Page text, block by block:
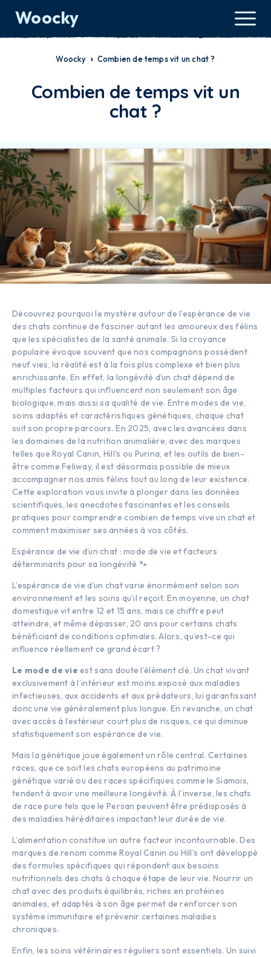
Woocky
Woocky Combien de temps vit un chat ?
Combien de temps vit un
chat ?
Découvrez pourquoi le mystère autour de l’espérance de vie
des chats continue de fasciner autant les amoureux des félins
que les spécialistes de la santé animale. Si la croyance
populaire évoque souvent que nos compagnons possèdent
neuf vies, la réalité est à la fois plus complexe et bien plus
enrichissante. En effet, la longévité d’un chat dépend de
multiples facteurs qui influencent non seulement son âge
biologique, mais aussi sa qualité de vie. Entre modes de vie,
soins adaptés et caractéristiques génétiques, chaque chat
suit son propre parcours. En 2025, avec les avancées dans
les domaines de la nutrition animalière, avec des marques
telles que Royal Canin, Hill’s ou Purina, et les outils de bien-
être comme Feliway, il est désormais possible de mieux
accompagner nos amis félins tout au long de leur existence.
Cette exploration vous invite à plonger dans les données
scientifiques, les anecdotes fascinantes et les conseils
pratiques pour comprendre combien de temps vive un chat et
comment maximiser ses années à vos côtés.
Espérance de vie d’un chat : mode de vie et facteurs
déterminants pour sa longévité 🐾
L’espérance de vie d’un chat varie énormément selon son
environnement et les soins qu’il reçoit. En moyenne, un chat
domestique vit entre 12 et 15 ans, mais ce chiffre peut
atteindre, et même dépasser, 20 ans pour certains chats
bénéficiant de conditions optimales. Alors, qu’est-ce qui
influence réellement ce grand écart ?
Le mode de vie est sans doute l’élément clé. Un chat vivant
exclusivement à l’intérieur est moins exposé aux maladies
infectieuses, aux accidents et aux prédateurs, lui garantissant
donc une vie généralement plus longue. En revanche, un chat
avec accès à l’extérieur court plus de risques, ce qui diminue
statistiquement son espérance de vie.
Mais la génétique joue également un rôle central. Certaines
races, que ce soit les chats européens au patrimoine
génétique varié ou des races spécifiques comme le Siamois,
tendent à avoir une meilleure longévité. À l’inverse, les chats
de race pure tels que le Persan peuvent être prédisposés à
des maladies héréditaires impactant leur durée de vie.
L’alimentation constitue un autre facteur incontournable. Des
marques de renom comme Royal Canin ou Hill’s ont développé
des formules spécifiques qui répondent aux besoins
nutritionnels des chats à chaque étape de leur vie. Nourrir un
chat avec des produits équilibrés, riches en protéines
animales, et adaptés à son âge permet de renforcer son
système immunitaire et prévenir certaines maladies
chroniques.
Enfin, les soins vétérinaires réguliers sont essentiels. Un suivi